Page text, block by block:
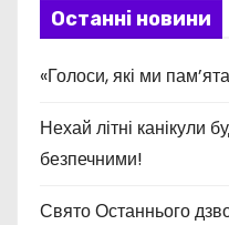
Останні новини
«Голоси, які ми
Нехай літні канікули
безпечними!
Свято Останнього